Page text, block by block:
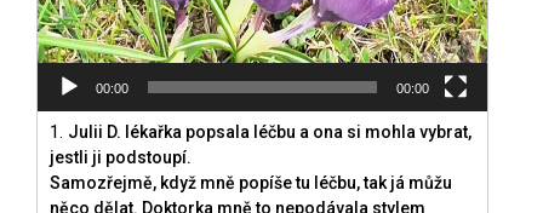
00:00 00:00
1. Julii D. lékařka popsala léčbu a ona si mohla vybrat,
jestli ji podstoupí.
Samozřejmě, když mně popíše tu léčbu, tak já můžu
něco dělat. Doktorka mně to nepodávala stylem